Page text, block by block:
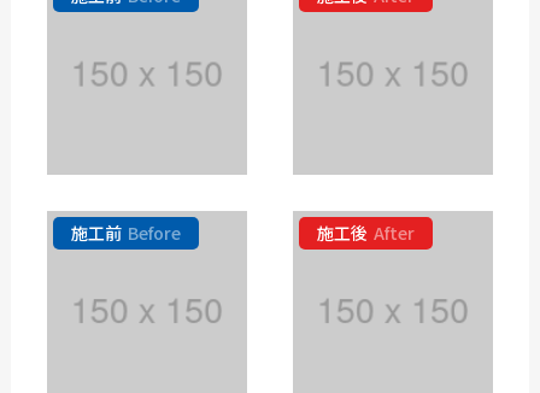
施工前 Before 施工後 After